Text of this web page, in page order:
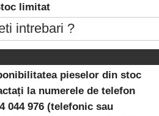
limitat
intrebari ?
pieselor din stoc
la numerele de telefon
044 976 (telefonic sau